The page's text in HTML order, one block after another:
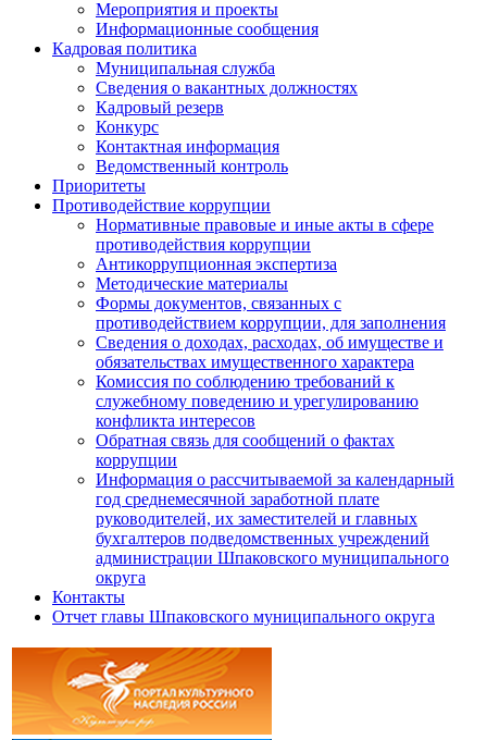
Мероприятия и проекты
Информационные сообщения
Кадровая политика
Муниципальная служба
Сведения о вакантных должностях
Кадровый резерв
Конкурс
Контактная информация
Ведомственный контроль
Приоритеты
Противодействие коррупции
Нормативные правовые и иные акты в сфере
противодействия коррупции
Антикоррупционная экспертиза
Методические материалы
Формы документов, связанных с
противодействием коррупции, для заполнения
Сведения о доходах, расходах, об имуществе и
обязательствах имущественного характера
Комиссия по соблюдению требований к
служебному поведению и урегулированию
конфликта интересов
Обратная связь для сообщений о фактах
коррупции
Информация о рассчитываемой за календарный
год среднемесячной заработной плате
руководителей, их заместителей и главных
бухгалтеров подведомственных учреждений
администрации Шпаковского муниципального
округа
Контакты
Отчет главы Шпаковского муниципального округа